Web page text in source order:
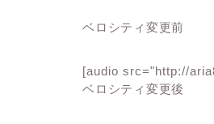
ベロシティ変更前
[audio src="http://
ベロシティ変更後